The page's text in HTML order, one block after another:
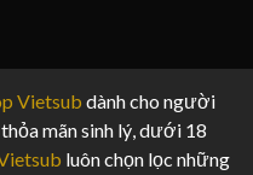
Vietsub dành cho người
mãn sinh lý, dưới 18
luôn chọn lọc những